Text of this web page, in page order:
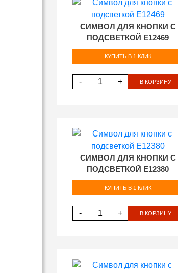
СИМВОЛ ДЛЯ КНОПКИ С
ПОДСВЕТКОЙ E12469
КУПИТЬ В 1 КЛИК
- + В КОРЗИНУ
СИМВОЛ ДЛЯ КНОПКИ С
ПОДСВЕТКОЙ E12380
КУПИТЬ В 1 КЛИК
- + В КОРЗИНУ